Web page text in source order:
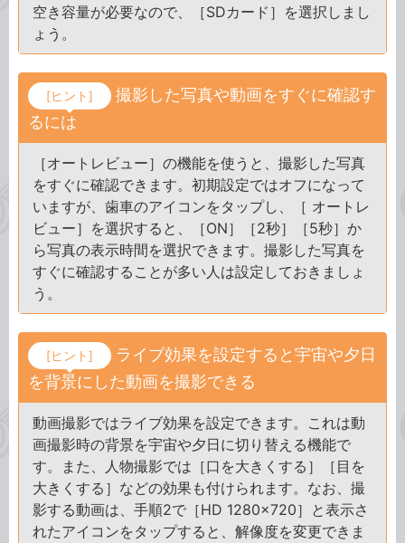
空き容量が必要なので、［SDカード］を選択しまし
ょう。
[ヒント]
撮影した写真や動画をすぐに確認す
るには
［オートレビュー］の機能を使うと、撮影した写真
をすぐに確認できます。初期設定ではオフになって
いますが、歯車のアイコンをタップし、［ オートレ
ビュー］を選択すると、［ON］［2秒］［5秒］か
ら写真の表示時間を選択できます。撮影した写真を
すぐに確認することが多い人は設定しておきましょ
う。
[ヒント]
ライブ効果を設定すると宇宙や夕日
を背景にした動画を撮影できる
動画撮影ではライブ効果を設定できます。これは動
画撮影時の背景を宇宙や夕日に切り替える機能で
す。また、人物撮影では［口を大きくする］［目を
大きくする］などの効果も付けられます。なお、撮
影する動画は、手順2で［HD 1280×720］と表示さ
れたアイコンをタップすると、解像度を変更できま